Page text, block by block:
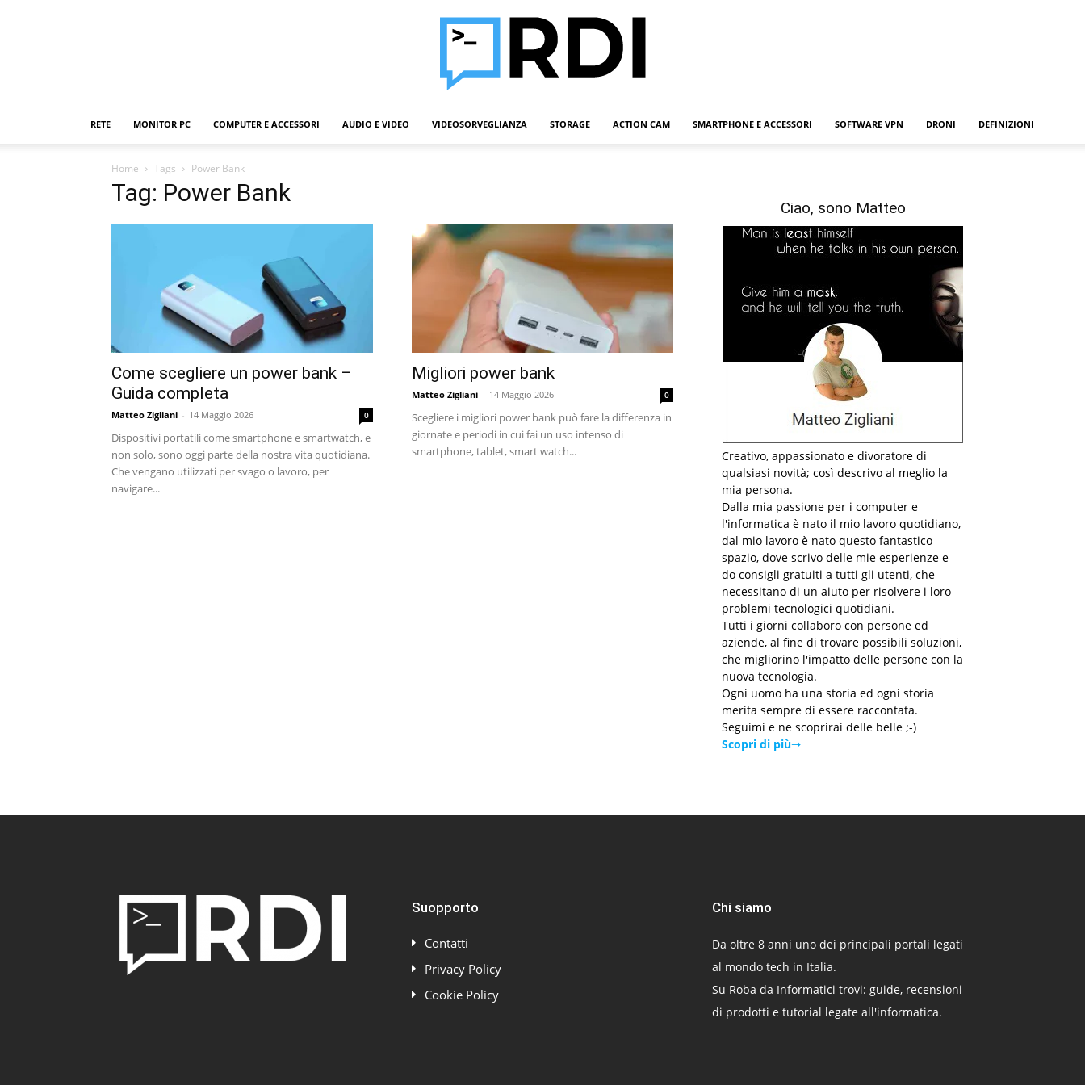
Da
Informatici
RETE MONITOR PC COMPUTER E ACCESSORI AUDIO E VIDEO VIDEOSORVEGLIANZA STORAGE ACTION CAM SMARTPHONE E ACCESSORI SOFTWARE VPN DRONI DEFINIZIONI
Home Tags Power Bank
Tag: Power Bank
Come scegliere un power bank –
Guida completa
Matteo Zigliani - 14 Maggio 2026 0
Dispositivi portatili come smartphone e smartwatch, e
non solo, sono oggi parte della nostra vita quotidiana.
Che vengano utilizzati per svago o lavoro, per
navigare...
Migliori power bank
Matteo Zigliani - 14 Maggio 2026 0
Scegliere i migliori power bank può fare la differenza in
giornate e periodi in cui fai un uso intenso di
smartphone, tablet, smart watch...
Ciao, sono Matteo
Creativo, appassionato e divoratore di
qualsiasi novità; così descrivo al meglio la
mia persona.
Dalla mia passione per i computer e
l'informatica è nato il mio lavoro quotidiano,
dal mio lavoro è nato questo fantastico
spazio, dove scrivo delle mie esperienze e
do consigli gratuiti a tutti gli utenti, che
necessitano di un aiuto per risolvere i loro
problemi tecnologici quotidiani.
Tutti i giorni collaboro con persone ed
aziende, al fine di trovare possibili soluzioni,
che migliorino l'impatto delle persone con la
nuova tecnologia.
Ogni uomo ha una storia ed ogni storia
merita sempre di essere raccontata.
Seguimi e ne scoprirai delle belle ;-)
Scopri di più➝
Suopporto
Contatti
Privacy Policy
Cookie Policy
Chi siamo
Da oltre 8 anni uno dei principali portali legati
al mondo tech in Italia.
Su Roba da Informatici trovi: guide, recensioni
di prodotti e tutorial legate all'informatica.